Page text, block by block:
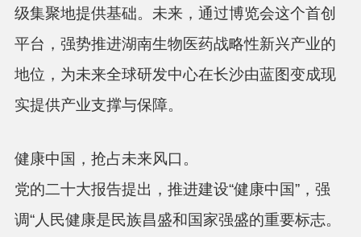
级集聚地提供基础。未来，通过博览会这个首创
平台，强势推进湖南生物医药战略性新兴产业的
地位，为未来全球研发中心在长沙由蓝图变成现
实提供产业支撑与保障。
健康中国，抢占未来风口。
党的二十大报告提出，推进建设“健康中国”，强
调“人民健康是民族昌盛和国家强盛的重要标志。